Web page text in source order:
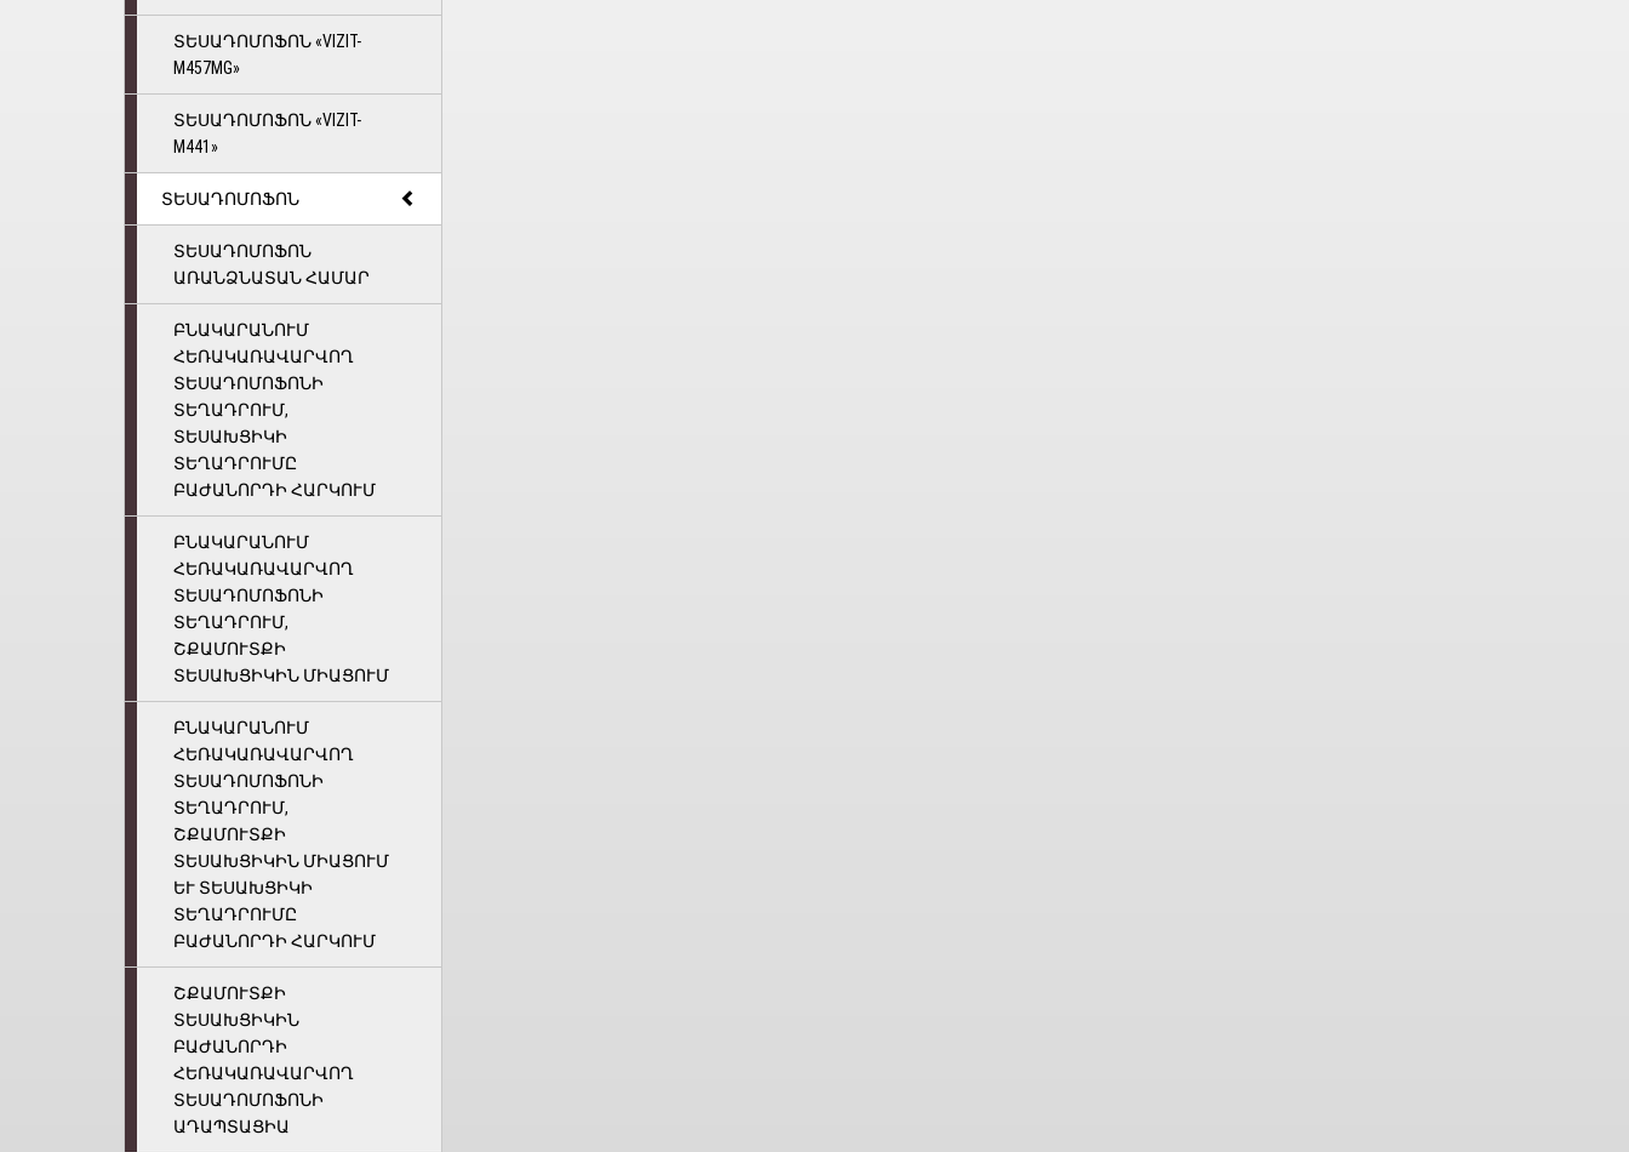
ՏԵՍԱԴՈՄՈՖՈՆ «VIZIT-
M457MG»
ՏԵՍԱԴՈՄՈՖՈՆ «VIZIT-
M441»
ՏԵՍԱԴՈՄՈՖՈՆ
ՏԵՍԱԴՈՄՈՖՈՆ
ԱՌԱՆՁՆԱՏԱՆ ՀԱՄԱՐ
ԲՆԱԿԱՐԱՆՈՒՄ
ՀԵՌԱԿԱՌԱՎԱՐՎՈՂ
ՏԵՍԱԴՈՄՈՖՈՆԻ
ՏԵՂԱԴՐՈՒՄ,
ՏԵՍԱԽՑԻԿԻ
ՏԵՂԱԴՐՈՒՄԸ
ԲԱԺԱՆՈՐԴԻ ՀԱՐԿՈՒՄ
ԲՆԱԿԱՐԱՆՈՒՄ
ՀԵՌԱԿԱՌԱՎԱՐՎՈՂ
ՏԵՍԱԴՈՄՈՖՈՆԻ
ՏԵՂԱԴՐՈՒՄ,
ՇՔԱՄՈՒՏՔԻ
ՏԵՍԱԽՑԻԿԻՆ ՄԻԱՑՈՒՄ
ԲՆԱԿԱՐԱՆՈՒՄ
ՀԵՌԱԿԱՌԱՎԱՐՎՈՂ
ՏԵՍԱԴՈՄՈՖՈՆԻ
ՏԵՂԱԴՐՈՒՄ,
ՇՔԱՄՈՒՏՔԻ
ՏԵՍԱԽՑԻԿԻՆ ՄԻԱՑՈՒՄ
ԵՒ ՏԵՍԱԽՑԻԿԻ Տ
ԵՂԱԴՐՈՒՄԸ Բ
ԱԺԱՆՈՐԴԻ ՀԱՐԿՈՒՄ
ՇՔԱՄՈՒՏՔԻ
ՏԵՍԱԽՑԻԿԻՆ
ԲԱԺԱՆՈՐԴԻ
ՀԵՌԱԿԱՌԱՎԱՐՎՈՂ
ՏԵՍԱԴՈՄՈՖՈՆԻ
ԱԴԱՊՏԱՑԻԱ